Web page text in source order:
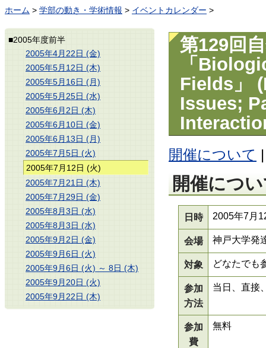
ホーム > 学部の動き・学術情報 > イベントカレンダー >
■2005年度前半
2005年4月22日 (金)
2005年5月12日 (木)
2005年5月16日 (月)
2005年5月25日 (水)
2005年6月2日 (木)
2005年6月10日 (金)
2005年6月13日 (月)
2005年7月5日 (火)
2005年7月12日 (火)
2005年7月21日 (木)
2005年7月29日 (金)
2005年8月3日 (水)
2005年8月3日 (水)
2005年9月2日 (金)
2005年9月6日 (火)
2005年9月6日 (火) ～ 8日 (木)
2005年9月20日 (火)
2005年9月22日 (木)
第129回
「
Fields」
Issues;
開催について
開催につ
日時 2005年7月
会場 神戸大学発
対象 どなたでも
参加
方法
当日、直接
参加
費
無料